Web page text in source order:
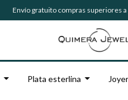
Envío gratuito compras superiores a
Plata esterlina